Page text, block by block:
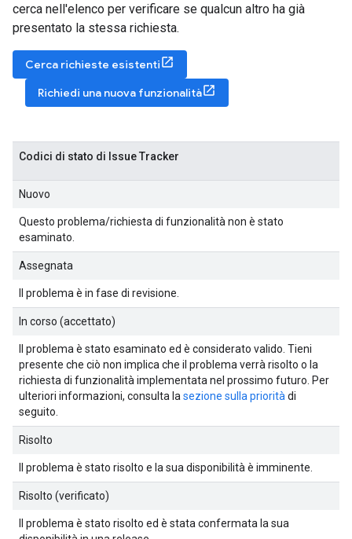
cerca nell'elenco per verificare se qualcun altro ha già
presentato la stessa richiesta.
Cerca richieste esistenti
Richiedi una nuova funzionalità
Codici di stato di Issue Tracker
Nuovo
Questo problema/richiesta di funzionalità non è stato
esaminato.
Assegnata
Il problema è in fase di revisione.
In corso (accettato)
Il problema è stato esaminato ed è considerato valido. Tieni
presente che ciò non implica che il problema verrà risolto o la
richiesta di funzionalità implementata nel prossimo futuro. Per
ulteriori informazioni, consulta la sezione sulla priorità di
seguito.
Risolto
Il problema è stato risolto e la sua disponibilità è imminente.
Risolto (verificato)
Il problema è stato risolto ed è stata confermata la sua